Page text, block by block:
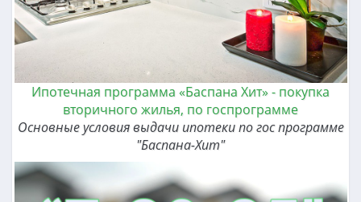
Ипотечная программа «Баспана Хит» - покупка
вторичного жилья, по госпрограмме
Основные условия выдачи ипотеки по гос программе
"Баспана-Хит"